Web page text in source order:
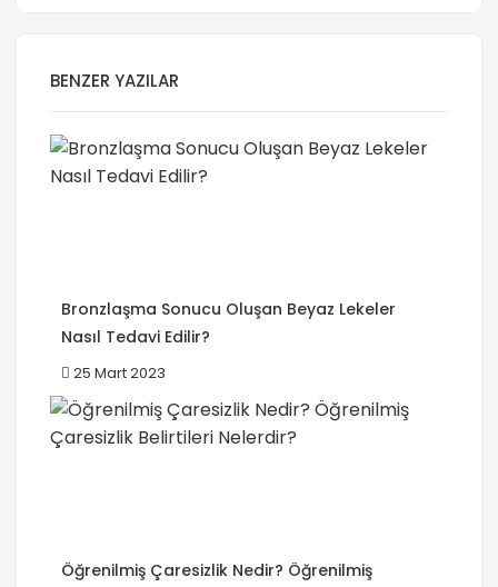
BENZER YAZILAR
Bronzlaşma Sonucu Oluşan Beyaz Lekeler
Nasıl Tedavi Edilir?
25 Mart 2023
Öğrenilmiş Çaresizlik Nedir? Öğrenilmiş